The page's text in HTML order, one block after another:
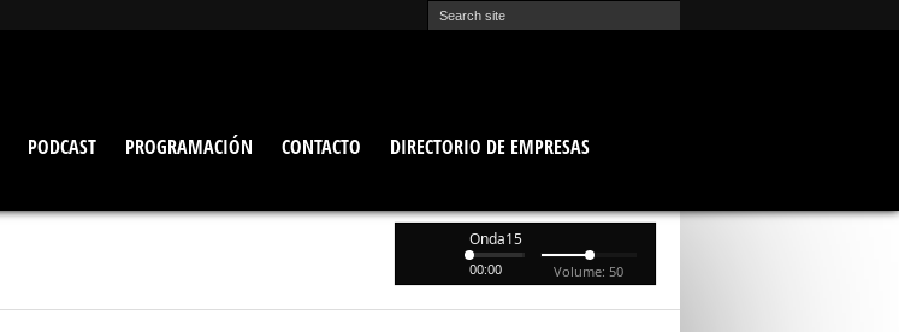
PODCAST PROGRAMACIÓN CONTACTO
DIRECTORIO DE EMPRESAS
Onda15
00:00 Volume: 50